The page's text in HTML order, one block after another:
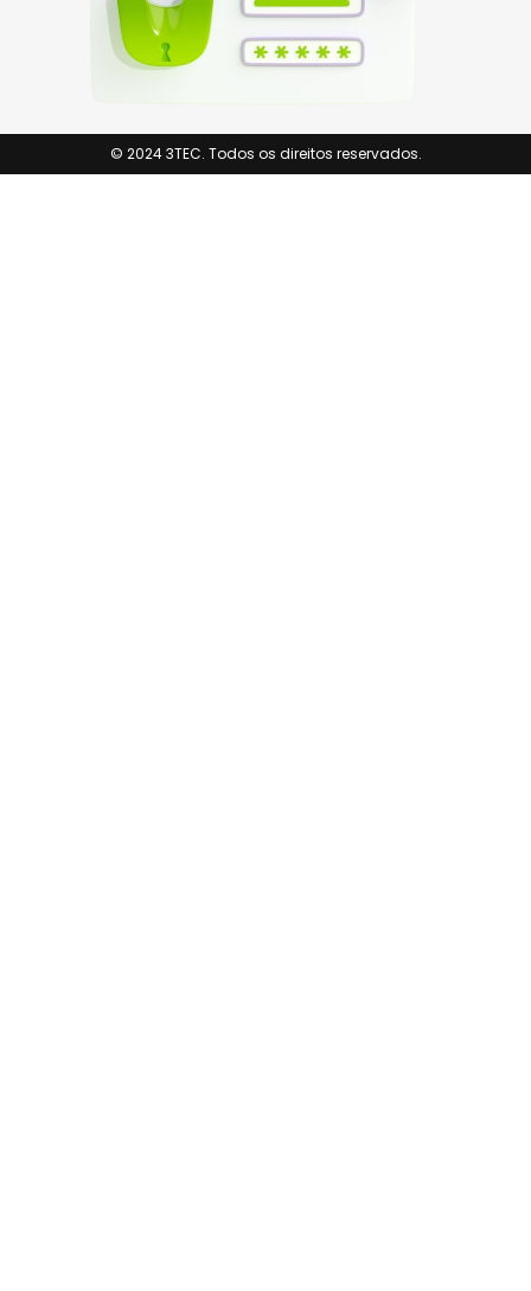
© 2024 3TEC. Todos os direitos reservados.